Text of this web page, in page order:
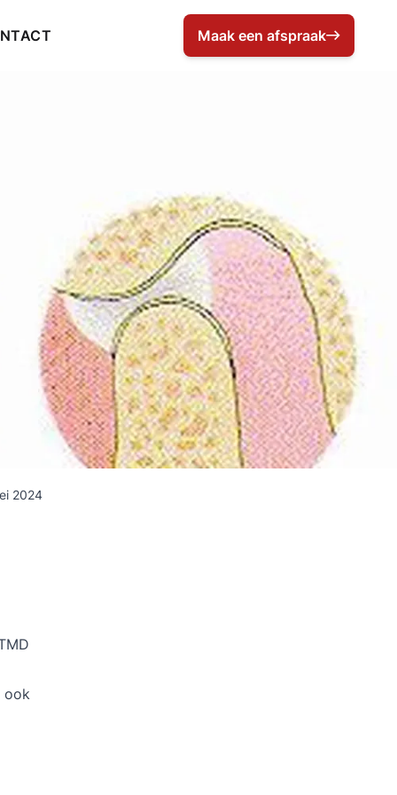
Kenesist Deurne: Maak een
Maak een afspraak
2024
ook